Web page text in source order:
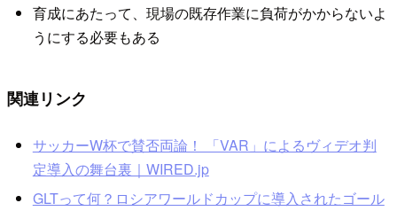
育成にあたって、現場の既存作業に負荷がかからないよ
うにする必要もある
関連リンク
サッカーW杯で賛否両論！ 「VAR」によるヴィデオ判
定導入の舞台裏｜WIRED.jp
GLTって何？ロシアワールドカップに導入されたゴール